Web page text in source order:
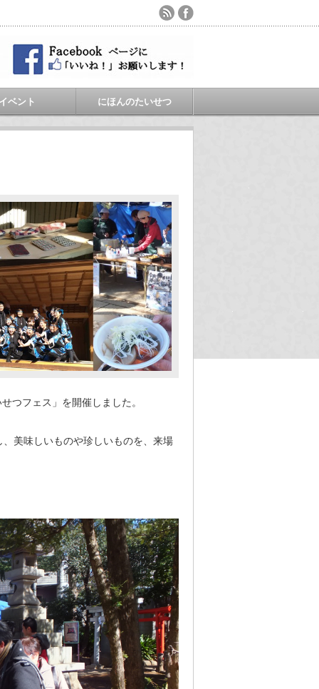
ベント にほんのたいせつ
つフェス」を開催しました。
美味しいものや珍しいものを、来場